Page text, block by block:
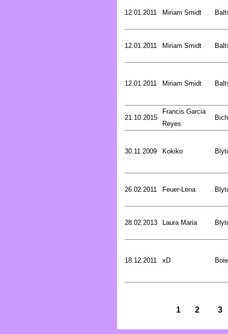
12.01.2011 Miriam Smidt
12.01.2011 Miriam Smidt
12.01.2011 Miriam Smidt
21.10.2015
Francis Garcia
Reyes
30.11.2009 Kokiko
26.02.2011 Feuer-Lena
28.02.2013 Laura Maria
18.12.2011 xD
1 2 3